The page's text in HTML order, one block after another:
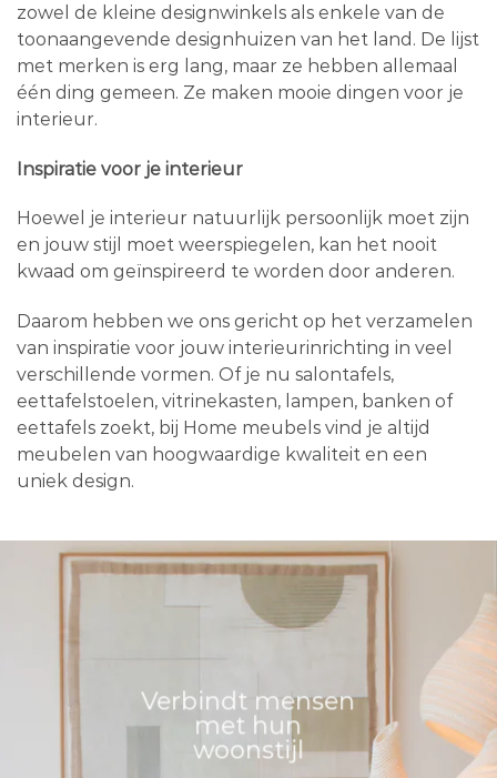
zowel de kleine designwinkels als enkele van de
toonaangevende designhuizen van het land. De lijst
met merken is erg lang, maar ze hebben allemaal
één ding gemeen. Ze maken mooie dingen voor je
interieur.
Inspiratie voor je interieur
Hoewel je interieur natuurlijk persoonlijk moet zijn
en jouw stijl moet weerspiegelen, kan het nooit
kwaad om geïnspireerd te worden door anderen.
Daarom hebben we ons gericht op het verzamelen
van inspiratie voor jouw interieurinrichting in veel
verschillende vormen. Of je nu salontafels,
eettafelstoelen, vitrinekasten, lampen, banken of
eettafels zoekt, bij Home meubels vind je altijd
meubelen van hoogwaardige kwaliteit en een
uniek design.
Verbindt mensen
met hun
woonstijl